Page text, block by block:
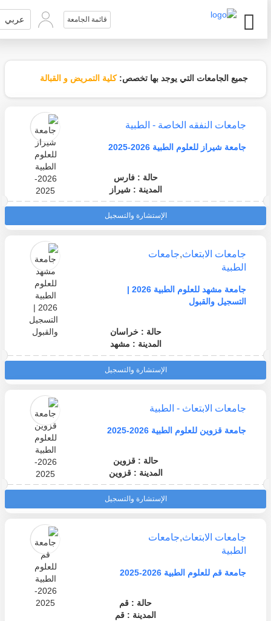
قائمة الجامعة عربي
جميع الجامعات التي يوجد بها تخصص:كلية التمريض و القبالة
جامعات النفقه الخاصة - الطبية
جامعة شيراز للعلوم الطبية 2026-2025
حالة : فارس
المدينة : شيراز
الإستشارة والتسجيل
جامعات الابتعاث,جامعات
الطبية
جامعة مشهد للعلوم الطبية 2026 |
التسجيل والقبول
حالة : خراسان
المدينة : مشهد
الإستشارة والتسجيل
جامعات الابتعاث - الطبية
جامعة قزوين للعلوم الطبية 2026-2025
حالة : قزوين
المدينة : قزوين
الإستشارة والتسجيل
جامعات الابتعاث,جامعات
الطبية
جامعة قم للعلوم الطبية 2026-2025
حالة : قم
المدينة : قم